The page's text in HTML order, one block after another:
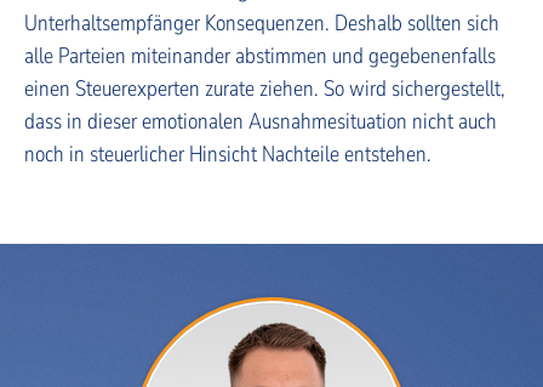
Unterhaltsempfänger Konsequenzen. Deshalb sollten sich
alle Parteien miteinander abstimmen und gegebenenfalls
einen Steuerexperten zurate ziehen. So wird sichergestellt,
dass in dieser emotionalen Ausnahmesituation nicht auch
noch in steuerlicher Hinsicht Nachteile entstehen.